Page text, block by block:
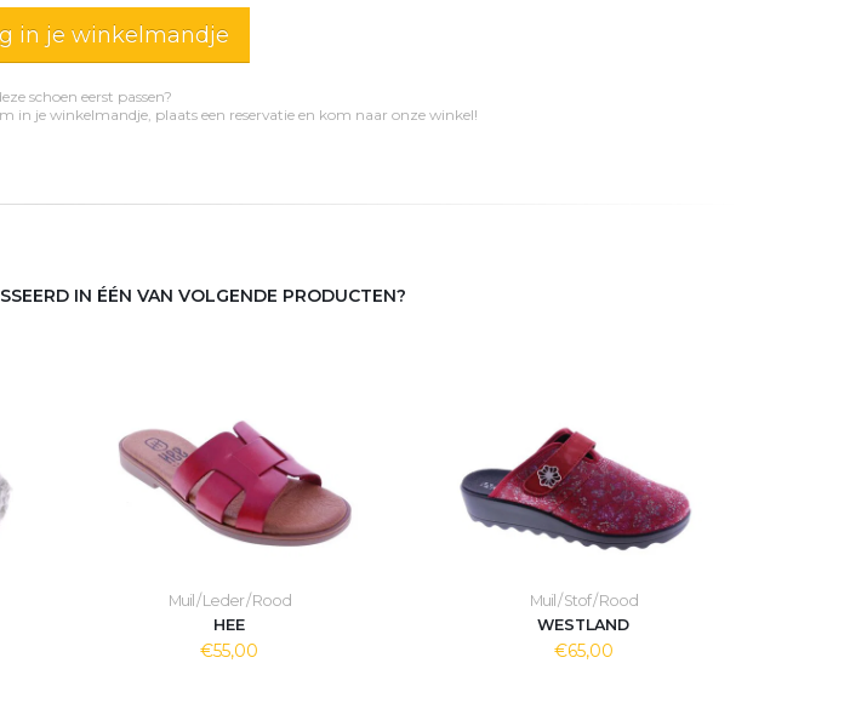
in je winkelmandje
schoen eerst passen?
in je winkelmandje, plaats een reservatie en kom naar onze winkel!
IN ÉÉN VAN VOLGENDE PRODUCTEN?
Muil / Leder / Rood
HEE
€55,00
Muil / Stof / Rood
WESTLAND
€65,00